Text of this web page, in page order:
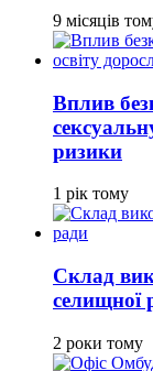
9 місяців
Вплив
ризики
1 рік тому
Склад
селищної
2 роки тому